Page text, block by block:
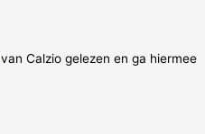
van Calzio gelezen en ga hiermee